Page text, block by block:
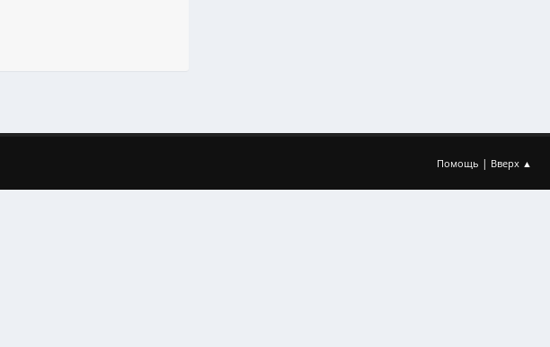
Помощь | Вверх ▲